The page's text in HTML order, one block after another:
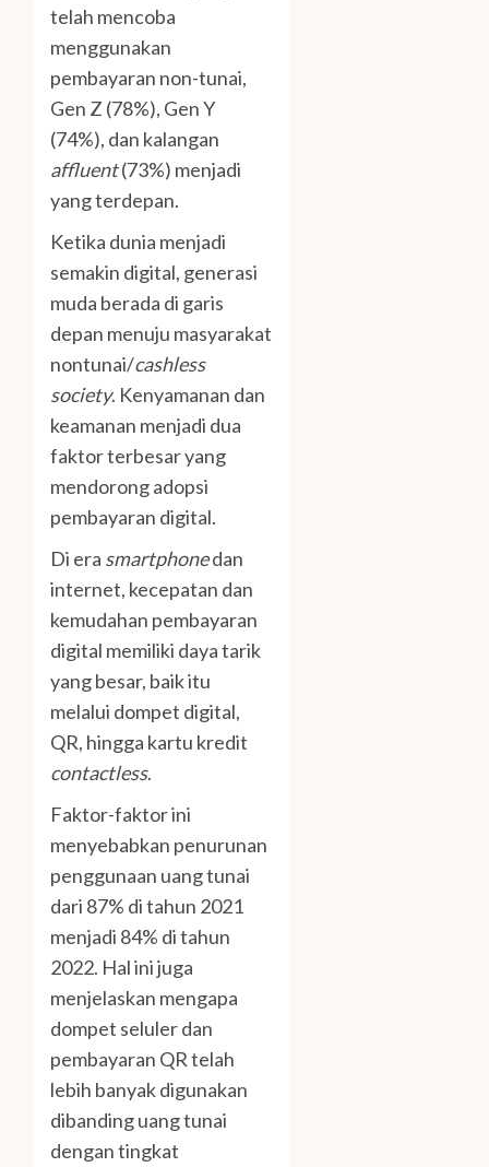
telah mencoba
menggunakan
pembayaran non-tunai,
Gen Z (78%), Gen Y
(74%), dan kalangan
affluent(73%) menjadi
yang terdepan.
Ketika dunia menjadi
semakin digital, generasi
muda berada di garis
depan menuju masyarakat
nontunai/cashless
society. Kenyamanan dan
keamanan menjadi dua
faktor terbesar yang
mendorong adopsi
pembayaran digital.
Di era smartphonedan
internet, kecepatan dan
kemudahan pembayaran
digital memiliki daya tarik
yang besar, baik itu
melalui dompet digital,
QR, hingga kartu kredit
contactless.
Faktor-faktor ini
menyebabkan penurunan
penggunaan uang tunai
dari 87% di tahun 2021
menjadi 84% di tahun
2022. Hal ini juga
menjelaskan mengapa
dompet seluler dan
pembayaran QR telah
lebih banyak digunakan
dibanding uang tunai
dengan tingkat